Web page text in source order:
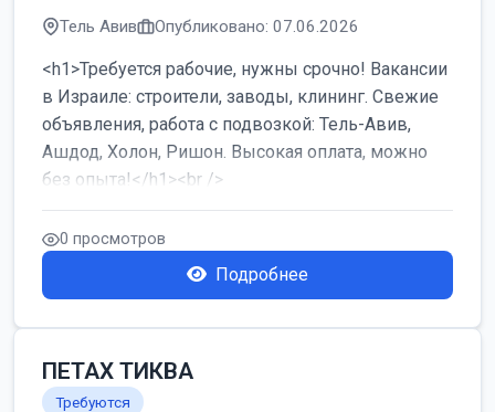
Тель Авив Опубликовано: 07.06.2026
<h1>Требуется рабочие, нужны срочно! Вакансии
в Израиле: строители, заводы, клининг. Свежие
объявления, работа с подвозкой: Тель-Авив,
Ашдод, Холон, Ришон. Высокая оплата, можно
без опыта!</h1><br />
...
0 просмотров
Подробнее
ПЕТАХ ТИКВА
Требуются